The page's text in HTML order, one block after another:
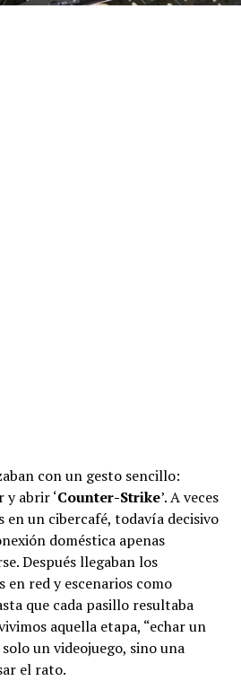
con un gesto sencillo:
y abrir ‘Counter-Strike’. A veces
en un cibercafé, todavía decisivo
doméstica apenas
Después llegaban los
en red y escenarios como
que cada pasillo resultaba
aquella etapa, “echar un
un videojuego, sino una
el rato.